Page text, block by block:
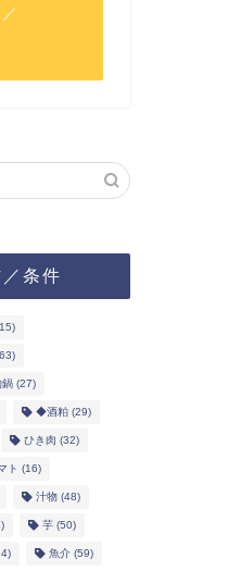
条件
(27)
◆酒粕(29)
ひき肉 (32)
ト (16)
汁物(48)
芋(50)
魚介(59)